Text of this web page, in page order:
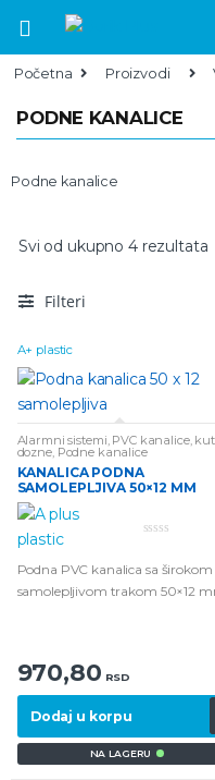
Skip to navigation
Skip to content
Početna Proizvodi
PODNE KANALICE
Podne kanalice
Svi od ukupno 4 rezultata
Filteri
A+ plastic
Alarmni sistemi PVC kanalice,
dozne, Podne kanalice
KANALICA PODNA
SAMOLEPLJIVA 50×12 MM
u
o
Podna PVC kanalica sa širokom
samolepljivom trakom 50×12
970,80 RSD
Dodaj u korpu
NA LAGERU